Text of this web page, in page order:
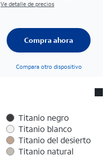
Ve detalle de precios
Compra ahora
Compara otro dispositivo
Titanio negro
Titanio blanco
Titanio del desierto
Titanio natural